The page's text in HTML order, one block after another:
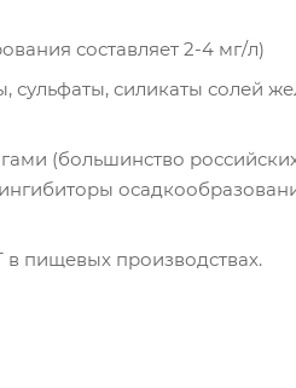
составляет 2-4 мг/л)
силикаты солей
(большинство
пищевых производствах.